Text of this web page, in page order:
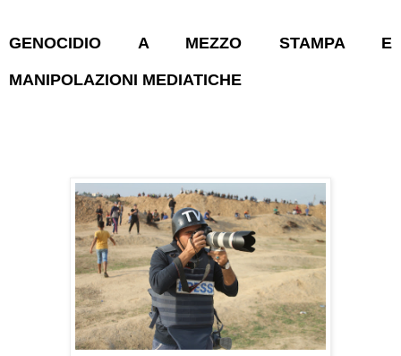
GENOCIDIO A MEZZO STAMPA E
MANIPOLAZIONI MEDIATICHE